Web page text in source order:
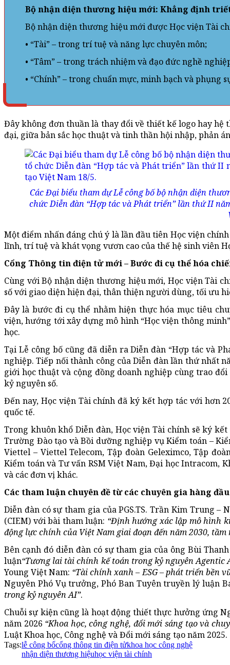
Bộ nhận diện thương hiệu mới: Khẳng định triết
Bộ nhận diện thương hiệu mới được Học viện Tài
• “Tài” – trong trí tuệ và năng lực chuyên môn;
• “Tâm” – trong trách nhiệm và đạo đức nghề
• “Chính” – trong chuẩn mực, minh bạch và phụng
Đây không đơn thuần là thay đổi về thiết kế logo hay
đại, giữa bản sắc học thuật và tinh thần hội nhập, phản
Các Đại biểu tham dự Lễ công bố bộ nhận diện
chức Diễn đàn “Hợp tác và Phát triển” lần thứ II
Một điểm nhấn đáng chú ý là lần đầu tiên Học viện
lĩnh, trí tuệ và khát vọng vươn cao của thế hệ sinh viên
Cổng Thông tin điện tử mới – Bước đi cụ thể hóa
Cùng với Bộ nhận diện thương hiệu mới, Học viện Tài
số với giao diện hiện đại, thân thiện người dùng, tối ưu
Đây là bước đi cụ thể nhằm hiện thực hóa mục tiêu
viện, hướng tới xây dựng mô hình “Học viện thông
học.
Tại Lễ công bố cũng đã diễn ra Diễn đàn “Hợp tác và
nghiệp. Tiếp nối thành công của Diễn đàn lần thứ nhất
giới học thuật và cộng đồng doanh nghiệp cùng trao
kỷ nguyên số.
Đến nay, Học viện Tài chính đã ký kết hợp tác với hơn
quốc tế.
Trong khuôn khổ Diễn đàn, Học viện Tài chính sẽ ký
Trường Đào tạo và Bồi dưỡng nghiệp vụ Kiểm toán –
Viettel – Viettel Telecom, Tập đoàn Geleximco, Tập
Kiểm toán và Tư vấn RSM Việt Nam, Đại học Intracom,
và các đơn vị khác.
Các tham luận chuyên đề từ các chuyên gia hàng đầu
Diễn đàn có sự tham gia của PGS.TS. Trần Kim Trung
(CIEM) với bài tham luận: “Định hướng xác lập mô hình
động lực chính của Việt Nam giai đoạn đến năm 2030, tầm
Bên cạnh đó diễn đàn có sự tham gia của ông Bùi
luận“Tương lai tài chính kế toán trong kỷ nguyên Agentic
Young Việt Nam: “Tài chính xanh – ESG – phát triển bền
Nguyên Phó Vụ trưởng, Phó Ban Tuyên truyền lý luận
trong kỷ nguyên AI”.
Chuỗi sự kiện cũng là hoạt động thiết thực hưởng ứng
năm 2026 “Khoa học, công nghệ, đổi mới sáng tạo và
Luật Khoa học, Công nghệ và Đổi mới sáng tạo năm 2025.
Tags:lễ công bốcổng thông tin điện tửkhoa học công nghệ
nhận diện thương hiệuhọc viện tài chính